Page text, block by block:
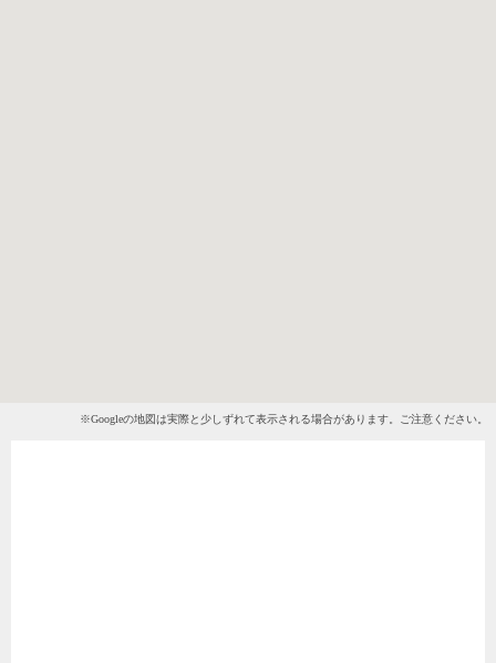
※Googleの地図は実際と少しずれて表示される場合があります。ご注意ください。